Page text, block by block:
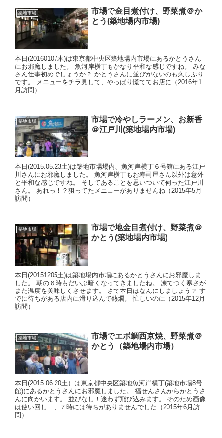
築地市場
市場で金目煮付け、野菜煮＠か
とう(築地場内市場)
本日(20160107木)は東京都中央区築地場内市場にあるかとうさん
にお邪魔しました。 魚河岸横丁もかなり平和な感じですね。 みな
さん仕事初めでしょうか？ かとうさんに並びがないのも久しぶり
です。 メニューをチラ見して、やっぱり慌ててお店に（2016年1
月訪問）
築地市場
市場で冷やしラーメン、お新香
＠江戸川(築地場内市場)
本日(2015.05.23土)は築地市場場内、魚河岸横丁６号館にある江戸
川さんにお邪魔しました。 魚河岸横丁もお寿司屋さん以外は意外
と平和な感じですね。 そしてあることを思いついて伺った江戸川
さん。 あれっ！？狙ってたメニューがありませんね（2015年5月
訪問）
築地市場
市場で地金目煮付け、野菜煮＠
かとう(築地場内市場)
本日(20151205土)は築地場内市場にあるかとうさんにお邪魔しま
した。 朝の６時もだいぶ暗くなってきましたね。 凍てつく寒さが
また温度を美味しくさせます。 さて本日はなんにしましょう？ す
でに待ちがある店内に滑り込んで熱燗。 忙しいのに（2015年12月
訪問）
築地市場
市場でエボ鯛西京焼、野菜煮＠
かとう（築地場内市場）
本日(2015.06.20土）は東京都中央区築地魚河岸横丁(築地市場8号
館)にあるかとうさんにお邪魔しました。 福せんさんからかとうさ
んに向かいます。 並びなし！迷わず飛び込みます。 そのため画像
は使い回し…、７時には待ちがありませんでした（2015年6月訪
問）